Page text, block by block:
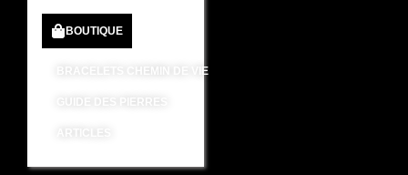
BOUTIQUE
BRACELETS CHEMIN DE VIE
GUIDE DES PIERRES